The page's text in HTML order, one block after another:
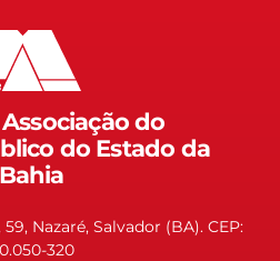
do
do Estado da
Bahia
Nazaré, Salvador (BA). CEP:
320